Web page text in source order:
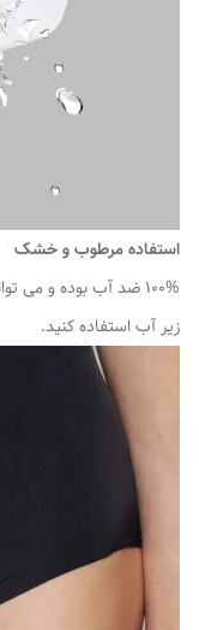
استفاده مرطوب و خشک
100% ضد آب بوده و
زیر آب استفاده کنید.